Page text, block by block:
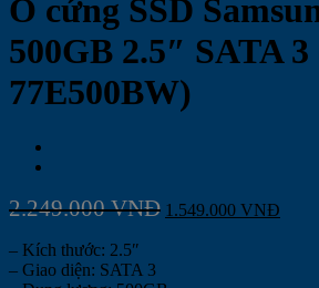
Ổ cứng SSD
500GB 2.5″ SATA
77E500BW)
2.249.000VNĐ 1.549.000 VNĐ
– Kích thước: 2.5″
– Giao diện: SATA 3